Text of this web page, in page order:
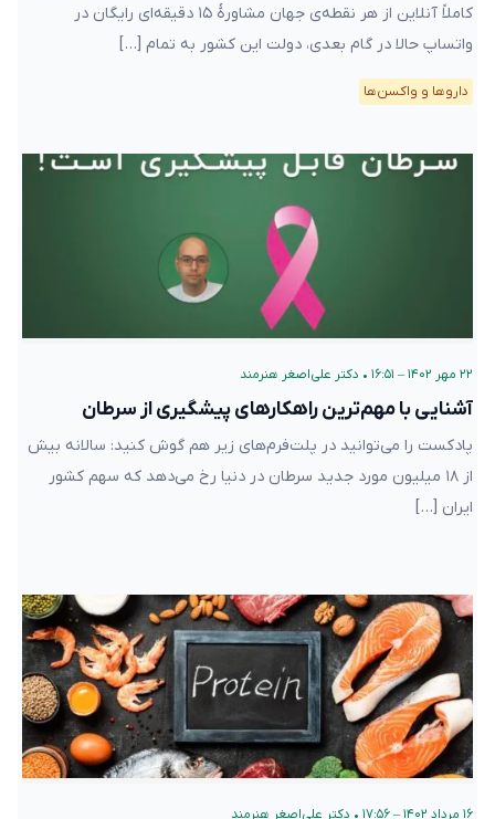
کاملاً آنلاین از هر نقطه‌ی جهان مشاورهٔ ۱۵ دقیقه‌ای رایگان در
واتساپ حالا در گام بعدی، دولت این کشور به تمام […]
دارو‌ها و واکسن‌ها
۲۲ مهر ۱۴۰۲ – ۱۶:۵۱ • دکتر علی‌اصغر هنرمند
آشنایی با مهم‌ترین راهکارهای پیشگیری از سرطان
پادکست را می‌توانید در پلت‌فرم‌های زیر هم گوش کنید: سالانه بیش
از ۱۸ میلیون مورد جدید سرطان در دنیا رخ می‌دهد که سهم کشور
ایران […]
۱۶ مرداد ۱۴۰۲ – ۱۷:۵۶ • دکتر علی‌اصغر هنرمند